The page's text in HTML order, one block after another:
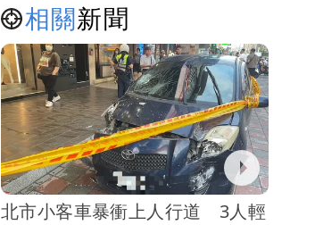
相關新聞
北市小客車暴衝上人行道 3人輕